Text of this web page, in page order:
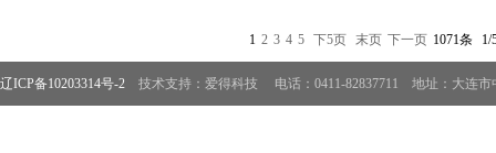
1 2 3 4 5 下5页 末页 下一页 1071条 1/
辽ICP备10203314号-2 技术支持：爱得科技 电话：0411-82837711 地址：大连市